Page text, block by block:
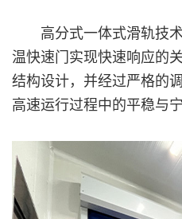
高分式一体式滑轨技术
温快速门实现快速响应的
结构设计，并经过严格的
高速运行过程中的平稳与宁